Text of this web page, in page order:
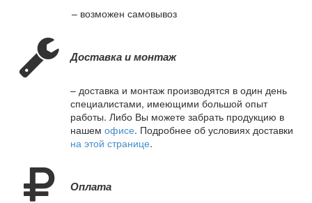
– возможен самовывоз
Доставка и монтаж
– доставка и монтаж производятся в один день
специалистами, имеющими большой опыт
работы. Либо Вы можете забрать продукцию в
нашем офисе. Подробнее об условиях доставки
на этой странице.
Оплата